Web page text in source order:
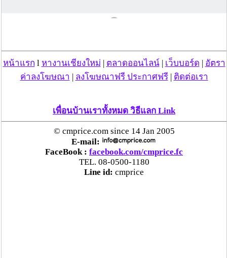
วันที่ 18 มี.ค. 57 15:27:44 , ดู 4083 ครั้ง
หน้าแรก l หางานเชียงใหม่ | ตลาดออนไลน์| เว็บบอร์ด | อัตรา
ค่าลงโฆษณา | ลงโฆษณาฟรี ประกาศฟรี| ติดต่อเรา
เพื่อนบ้านเราทั้งหมด วิธีแลก Link
© cmprice.com since 14 Jan 2005
E-mail:
FaceBook : facebook.com/cmprice.fc
TEL. 08-0500-1180
Line id: cmprice